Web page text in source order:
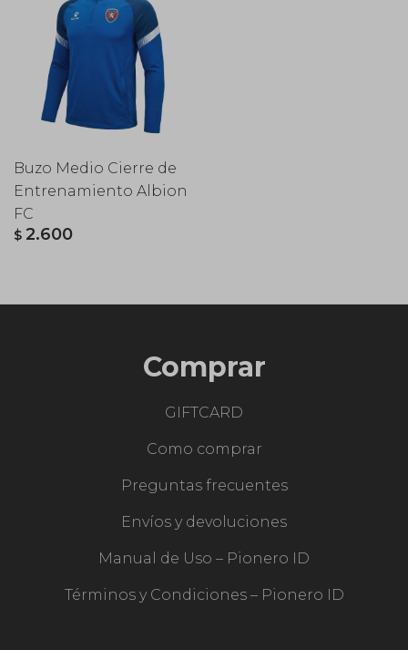
Buzo Medio Cierre de
Entrenamiento Albion
FC
$ 2.600
Comprar
GIFTCARD
Como comprar
Preguntas frecuentes
Envíos y devoluciones
Manual de Uso – Pionero ID
Términos y Condiciones – Pionero ID